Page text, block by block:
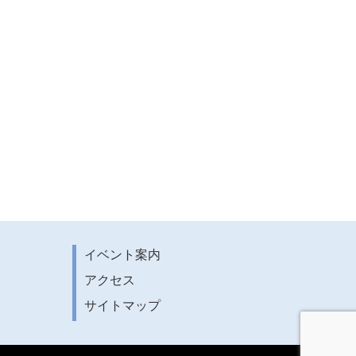
イベント案内
アクセス
サイトマップ